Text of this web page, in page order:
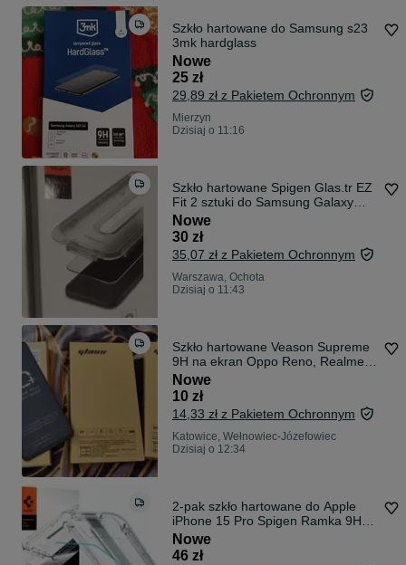
Szkło hartowane do Samsung s23
3mk hardglass
Nowe
25 zł
29,89 zł z Pakietem Ochronnym
Mierzyn
Dzisiaj o 11:16
Szkło hartowane Spigen Glas.tr EZ
Fit 2 sztuki do Samsung Galaxy
S22
Nowe
30 zł
35,07 zł z Pakietem Ochronnym
Warszawa, Ochota
Dzisiaj o 11:43
Szkło hartowane Veason Supreme
9H na ekran Oppo Reno, Realme,
OnePlus Nord
Nowe
10 zł
14,33 zł z Pakietem Ochronnym
Katowice, Wełnowiec-Józefowiec
Dzisiaj o 12:34
2-pak szkło hartowane do Apple
iPhone 15 Pro Spigen Ramka 9H
2,5D EZ-FIT
Nowe
46 zł